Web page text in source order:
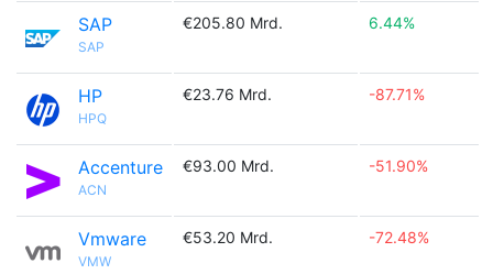
SAP
SAP
€205.80 Mrd. 6.44%
HP
HPQ
€23.76 Mrd. -87.71%
Accenture
ACN
€93.00 Mrd. -51.90%
Vmware
VMW
€53.20 Mrd. -72.48%